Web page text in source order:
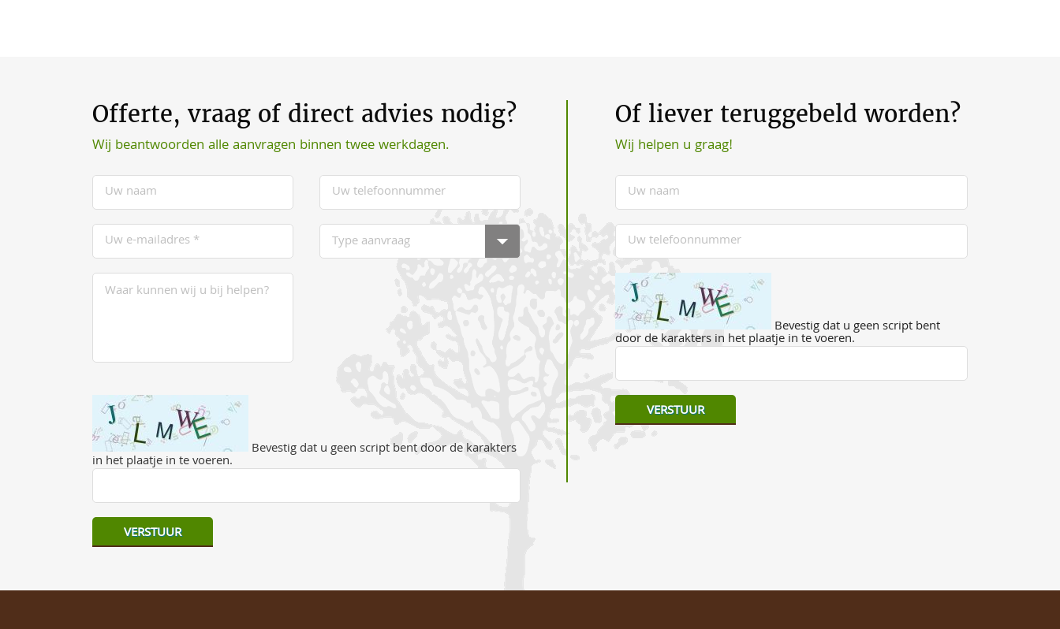
Offerte, vraag of direct advies nodig?
Wij beantwoorden alle aanvragen binnen twee werkdagen.
Bevestig dat u geen script bent door de karakters
in het plaatje in te voeren.
Of liever teruggebeld worden?
Wij helpen u graag!
Bevestig dat u geen script bent
door de karakters in het plaatje in te voeren.